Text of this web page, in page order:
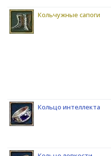
Кольчужные сапоги
Кольцо интеллекта